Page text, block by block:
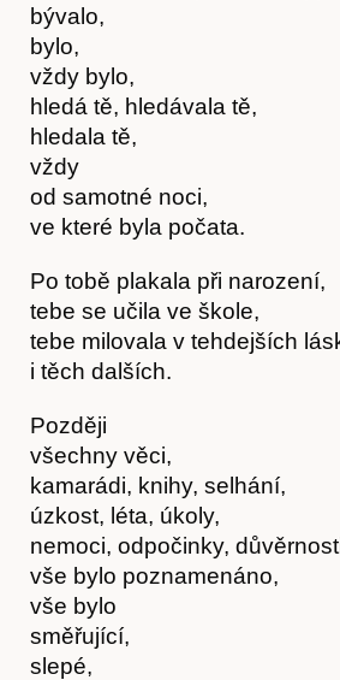
Předplatné
bývalo,
bylo,
vždy bylo,
hledá tě, hledávala tě,
hledala tě,
vždy
od samotné noci,
ve které byla počata.
Po tobě plakala při narození,
tebe se učila ve škole,
tebe milovala v tehdejších
i těch dalších.
Později
všechny věci,
kamarádi, knihy, selhání,
úzkost, léta, úkoly,
nemoci, odpočinky,
vše bylo poznamenáno,
vše bylo
směřující,
slepé,